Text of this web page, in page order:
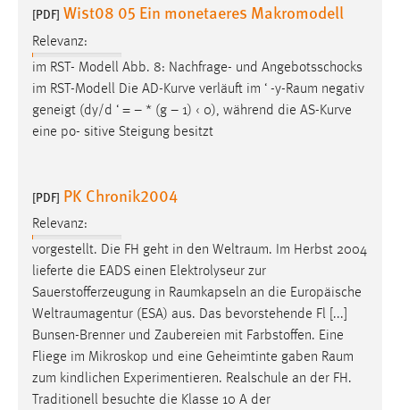
[PDF] Wist08 05 Ein monetaeres Makromodell
Relevanz:
im RST- Modell Abb. 8: Nachfrage- und Angebotsschocks
im RST-Modell Die AD-Kurve verläuft im ‘ -y-Raum negativ
geneigt (dy/d ‘ = – * (g – 1) ‹ 0), während die AS-Kurve
eine po- sitive Steigung besitzt
[PDF] PK Chronik2004
Relevanz:
vorgestellt. Die FH geht in den Weltraum. Im Herbst 2004
lieferte die EADS einen Elektrolyseur zur
Sauerstofferzeugung in Raumkapseln an die Europäische
Weltraumagentur (ESA) aus. Das bevorstehende Fl [...]
Bunsen-Brenner und Zaubereien mit Farbstoffen. Eine
Fliege im Mikroskop und eine Geheimtinte gaben Raum
zum kindlichen Experimentieren. Realschule an der FH.
Traditionell besuchte die Klasse 10 A der